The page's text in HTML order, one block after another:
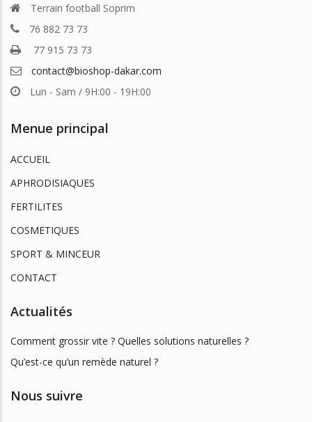
Terrain football Soprim
76 882 73 73
77 915 73 73
contact@bioshop-dakar.com
Lun - Sam / 9H:00 - 19H:00
Menue principal
ACCUEIL
APHRODISIAQUES
FERTILITES
COSMETIQUES
SPORT & MINCEUR
CONTACT
Actualités
Comment grossir vite ? Quelles solutions naturelles ?
Qu’est-ce qu’un remède naturel ?
Nous suivre